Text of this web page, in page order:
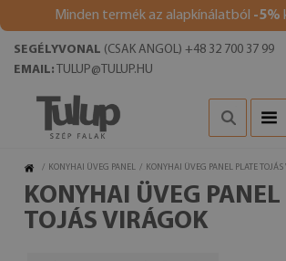
Minden termék az alapkínálatból -5%
SEGÉLYVONAL (CSAK ANGOL) +48 32 700 37 99
EMAIL: TULUP@TULUP.HU
/ KONYHAI ÜVEG PANEL / KONYHAI ÜVEG PANEL PLATE
KONYHAI ÜVEG PANEL
TOJÁS VIRÁGOK